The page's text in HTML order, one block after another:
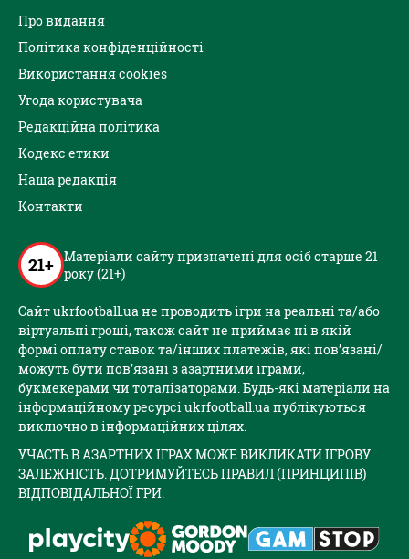
Про видання
Політика конфіденційності
Використання cookies
Угода користувача
Редакційна політика
Кодекс етики
Наша редакція
Контакти
21+ Матеріали сайту призначені для осіб старше 21
року (21+)
Сайт ukrfootball.ua не проводить ігри на реальні та/або
віртуальні гроші, також сайт не приймає ні в якій
формі оплату ставок та/інших платежів, які пов’язані/
можуть бути пов’язані з азартними іграми,
букмекерами чи тоталізаторами. Будь-які матеріали на
інформаційному ресурсі ukrfootball.ua публікуються
виключно в інформаційних цілях.
УЧАСТЬ В АЗАРТНИХ ІГРАХ МОЖЕ ВИКЛИКАТИ ІГРОВУ
ЗАЛЕЖНІСТЬ. ДОТРИМУЙТЕСЬ ПРАВИЛ (ПРИНЦИПІВ)
ВІДПОВІДАЛЬНОЇ ГРИ.